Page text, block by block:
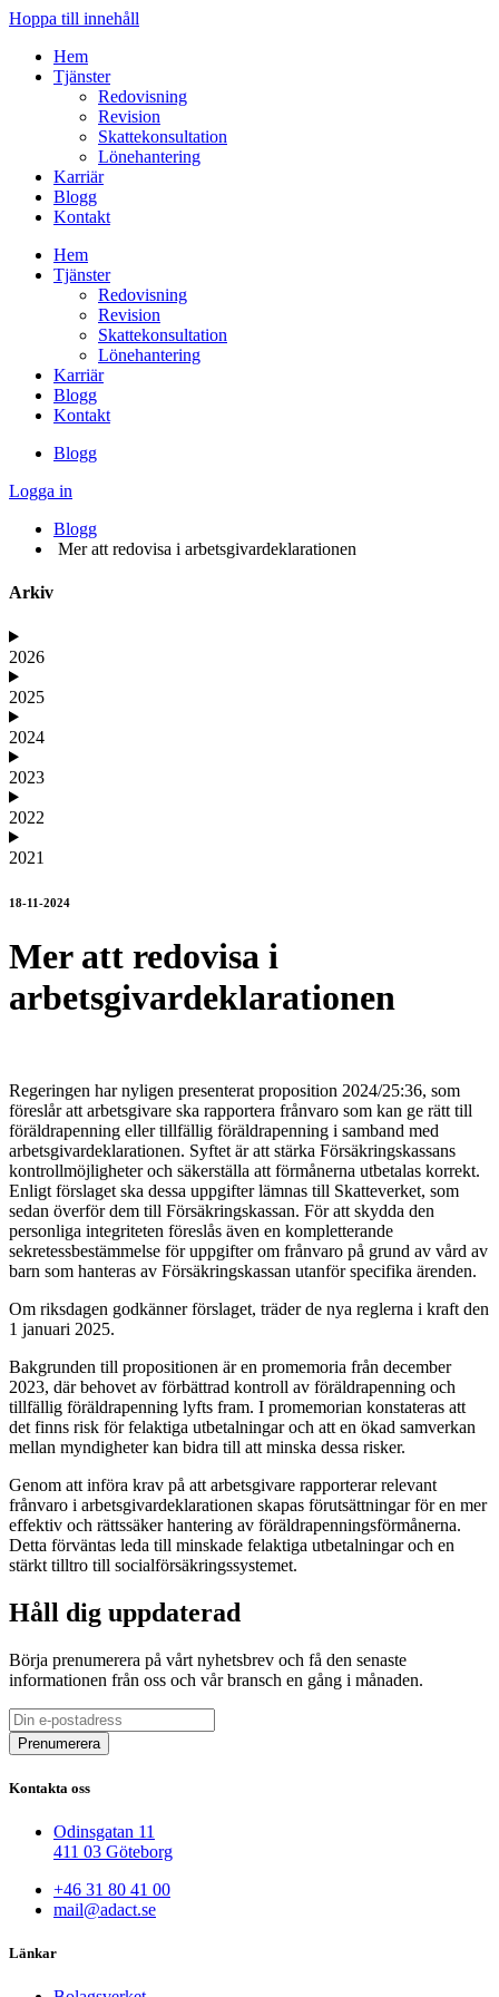
Hoppa till innehåll
Hem
Tjänster
Redovisning
Revision
Skattekonsultation
Lönehantering
Karriär
Blogg
Kontakt
Hem
Tjänster
Redovisning
Revision
Skattekonsultation
Lönehantering
Karriär
Blogg
Kontakt
Blogg
Logga in
Blogg
Mer att redovisa i arbetsgivardeklarationen
Arkiv
2026
2025
2024
2023
2022
2021
18-11-2024
Mer att redovisa i
arbetsgivardeklarationen
Regeringen har nyligen presenterat proposition 2024/25:36, som
föreslår att arbetsgivare ska rapportera frånvaro som kan ge rätt till
föräldrapenning eller tillfällig föräldrapenning i samband med
arbetsgivardeklarationen. Syftet är att stärka Försäkringskassans
kontrollmöjligheter och säkerställa att förmånerna utbetalas korrekt.
Enligt förslaget ska dessa uppgifter lämnas till Skatteverket, som
sedan överför dem till Försäkringskassan. För att skydda den
personliga integriteten föreslås även en kompletterande
sekretessbestämmelse för uppgifter om frånvaro på grund av vård av
barn som hanteras av Försäkringskassan utanför specifika ärenden.
Om riksdagen godkänner förslaget, träder de nya reglerna i kraft den
1 januari 2025.
Bakgrunden till propositionen är en promemoria från december
2023, där behovet av förbättrad kontroll av föräldrapenning och
tillfällig föräldrapenning lyfts fram. I promemorian konstateras att
det finns risk för felaktiga utbetalningar och att en ökad samverkan
mellan myndigheter kan bidra till att minska dessa risker.
Genom att införa krav på att arbetsgivare rapporterar relevant
frånvaro i arbetsgivardeklarationen skapas förutsättningar för en mer
effektiv och rättssäker hantering av föräldrapenningsförmånerna.
Detta förväntas leda till minskade felaktiga utbetalningar och en
stärkt tilltro till socialförsäkringssystemet.
Håll dig uppdaterad
Börja prenumerera på vårt nyhetsbrev och få den senaste
informationen från oss och vår bransch en gång i månaden.
Kontakta oss
Odinsgatan 11
411 03 Göteborg
+46 31 80 41 00
mail@adact.se
Länkar